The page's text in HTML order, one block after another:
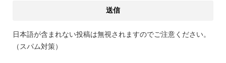
日本語が含まれない投稿は無視されますのでご注意ください。
（スパム対策）